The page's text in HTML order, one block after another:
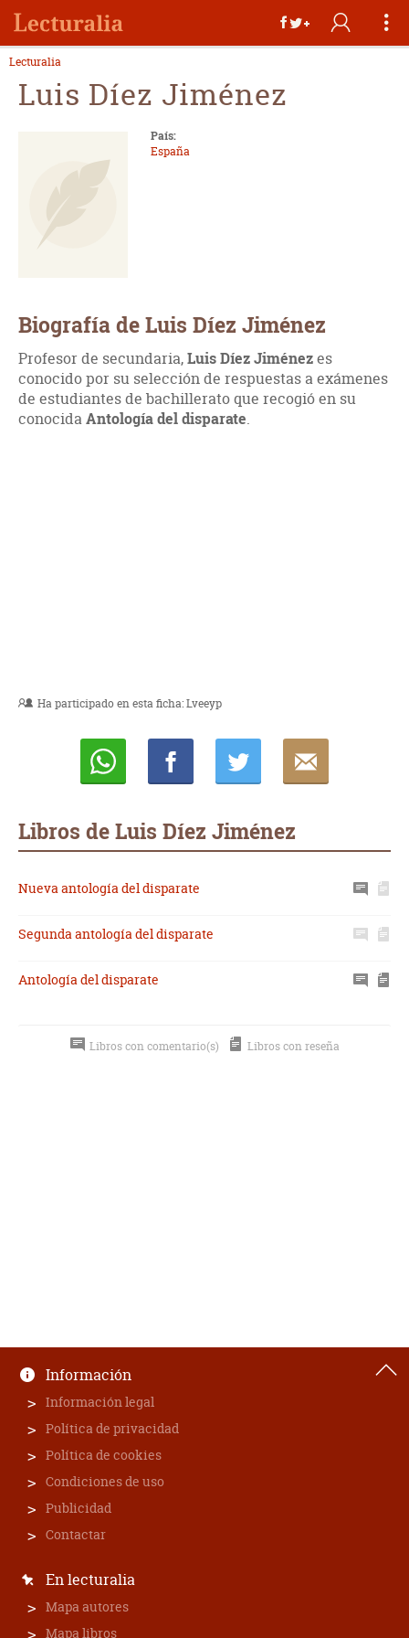
Lecturalia
Luis Díez Jiménez
País:
España
Biografía de Luis Díez Jiménez
Profesor de secundaria,Luis Díez Jiménezes
conocido por su selección de respuestas a exámenes
de estudiantes de bachillerato que recogió en su
conocidaAntología del disparate.
Ha participado en esta ficha:Lveeyp
Libros de Luis Díez Jiménez
Nueva antología del disparate
Segunda antología del disparate
Antología del disparate
Libros con comentario(s) Libros con reseña
Información
Información legal
Política de privacidad
Política de cookies
Condiciones de uso
Publicidad
Contactar
En lecturalia
Mapa autores
Mapa libros